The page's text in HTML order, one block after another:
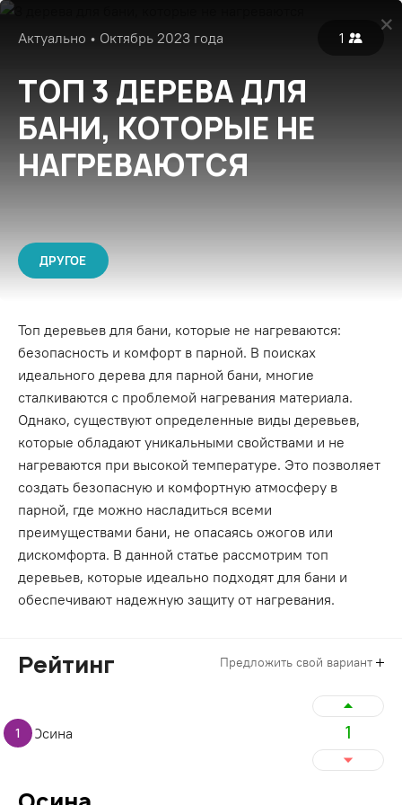
Войти
Актуально • Октябрь 2023 года 1
ТОП 3 ДЕРЕВА ДЛЯ
БАНИ, КОТОРЫЕ НЕ
НАГРЕВАЮТСЯ
ДРУГОЕ
Топ деревьев для бани, которые не нагреваются:
безопасность и комфорт в парной. В поисках
идеального дерева для парной бани, многие
сталкиваются с проблемой нагревания материала.
Однако, существуют определенные виды деревьев,
которые обладают уникальными свойствами и не
нагреваются при высокой температуре. Это позволяет
создать безопасную и комфортную атмосферу в
парной, где можно насладиться всеми
преимуществами бани, не опасаясь ожогов или
дискомфорта. В данной статье рассмотрим топ
деревьев, которые идеально подходят для бани и
обеспечивают надежную защиту от нагревания.
Рейтинг Предложить свой вариант
1 1